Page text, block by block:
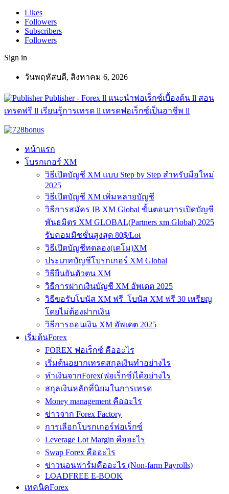
Likes
Followers
Subscribers
Followers
Sign in
วันพฤหัสบดี, สิงหาคม 6, 2026
Publisher - Forex ll แนะนำฟอเร็กซ์เบื้องต้น ll สอน
เทรดฟรี ll เรียนรู้การเทรด ll เทรดฟอเร็กซ์เป็นอาชีพ ll
หน้าแรก
โบรกเกอร์ XM
วิธีเปิดบัญชี XM แบบ Step by Step สำหรับมือใหม่
2025
วิธีเปิดบัญชี XM เพิ่มหลายบัญชี
วิธีการสมัคร IB XM Global ขั้นตอนการเปิดบัญชี
พันธมิตร XM GLOBAL(Partners xm Global) 2025
รับคอมมิชชั่นสูงสุด 80$/Lot
วิธีเปิดบัญชีทดลอง(เดโม)XM
ประเภทบัญชีโบรกเกอร์ XM Global
วิธียืนยันตัวตน XM
วิธีการฝากเงินบัญชี XM อัพเดต 2025
วิธีขอรับโบนัส XM ฟรี โบนัส XM ฟรี 30 เหรียญ
โดยไม่ต้องฝากเงิน
วิธีการถอนเงิน XM อัพเดต 2025
เริ่มต้นForex
FOREX ฟอเร็กซ์ คืออะไร
เริ่มต้นอยากเทรดสกุลเงินทำอย่างไร
ทำเงินจากForex(ฟอเร็กซ์)ได้อย่างไร
สกุลเงินหลักที่นิยมในการเทรด
Money management คืออะไร
ข่าวจาก Forex Factory
การเลือกโบรกเกอร์ฟอเร็กซ์
Leverage Lot Margin คืออะไร
Swap Forex คืออะไร
ข่าวนอนฟาร์มคืออะไร (Non-farm Payrolls)
LOADFREE E-BOOK
เทคนิคForex